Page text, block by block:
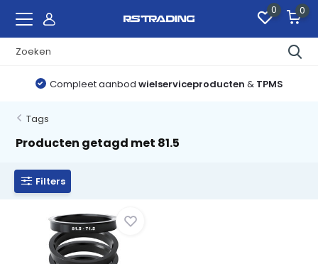
0 0
Compleet aanbod wielserviceproducten & TPMS
Tags
Producten getagd met 81.5
Filters